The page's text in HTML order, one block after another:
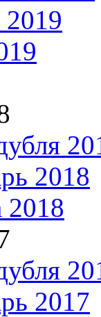
2019
2018
2018
2017